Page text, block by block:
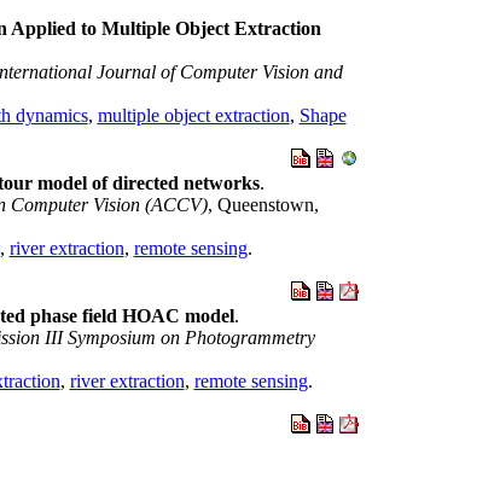
Applied to Multiple Object Extraction
Journal of Computer Vision and
dynamics, multiple object extraction, Shape
model of directed networks.
Computer Vision (ACCV), Queenstown,
, river extraction, remote sensing.
phase field HOAC model.
III Symposium on Photogrammetry
, river extraction, remote sensing.